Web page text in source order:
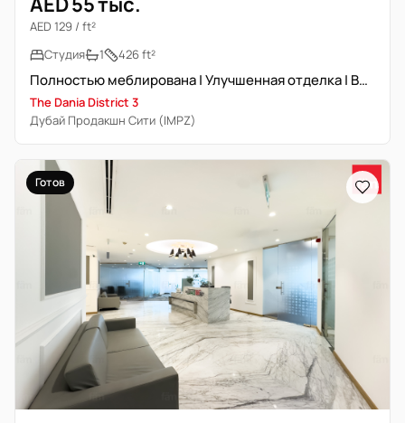
AED 129 / ft²
Студия
1 426 ft²
Полностью меблирована | Улучшенная отделка | Вид на главную дорогу
The Dania District 3
Дубай Продакшн Сити (IMPZ)
Готов